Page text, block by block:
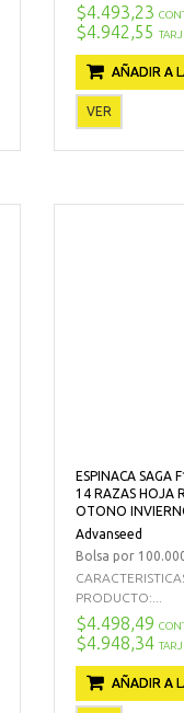
$4.493,23
$4.942,55 TARJ
AÑADIR A
VER
ESPINACA SAGA
14 RAZAS HOJA
OTONO
Advanseed
Bolsa por
PRODUCTO:...
$4.498,49
$4.948,34 TARJ
AÑADIR A